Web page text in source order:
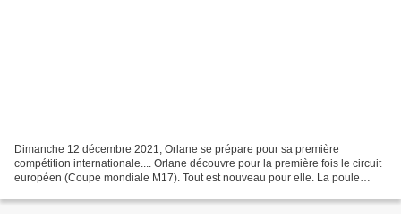
Dimanche 12 décembre 2021, Orlane se prépare pour sa première
compétition internationale.... Orlane découvre pour la première fois le circuit
européen (Coupe mondiale M17). Tout est nouveau pour elle. La poule